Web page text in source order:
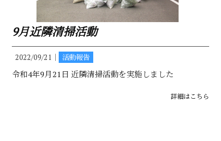
9月近隣清掃活動
2022/09/21｜ 活動報告
令和4年9月21日 近隣清掃活動を実施しました
詳細はこちら